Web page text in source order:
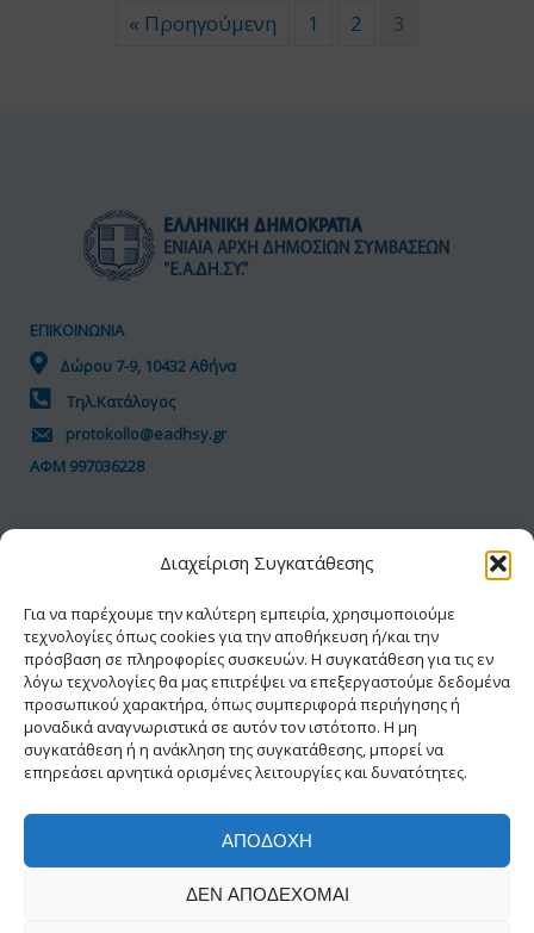
Διαχείριση Συγκατάθεσης
Για να παρέχουμε την καλύτερη εμπειρία, χρησιμοποιούμε
τεχνολογίες όπως cookies για την αποθήκευση ή/και την
πρόσβαση σε πληροφορίες συσκευών. Η συγκατάθεση για τις εν
λόγω τεχνολογίες θα μας επιτρέψει να επεξεργαστούμε δεδομένα
προσωπικού χαρακτήρα, όπως συμπεριφορά περιήγησης ή
μοναδικά αναγνωριστικά σε αυτόν τον ιστότοπο. Η μη
συγκατάθεση ή η ανάκληση της συγκατάθεσης, μπορεί να
επηρεάσει αρνητικά ορισμένες λειτουργίες και δυνατότητες.
ΑΠΟΔΟΧΉ
ΔΕΝ ΑΠΟΔΈΧΟΜΑΙ
« Προηγούμενη 1 2 3
ΕΠΙΚΟΙΝΩΝΙΑ
Δώρου 7-9, 10432 Αθήνα
Τηλ.Κατάλογος
protokollo@eadhsy.gr
ΑΦΜ 997036228
Προσωπικά Δεδομένα
Πολιτική Cookies
Δήλωση Προσβασιμότητας
© 2026 ΕΑΔΗΣΥ® | Με την διαφύλαξη κάθε
νόμιμου δικαιώματος